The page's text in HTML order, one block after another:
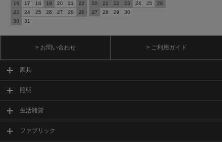
16
17 18 19 20 21
22
23
24 25 26 27 28
29
30
31
20
21 22 23 24 25
26
27
28 29 30
> お問い合わせ > ご利用ガイド
家具
照明
生活雑貨
ファブリック